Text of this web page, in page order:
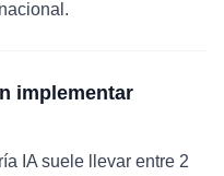
implementar
IA suele llevar entre 2